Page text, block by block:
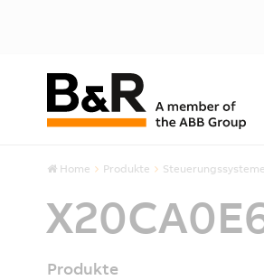
Home Produkte Steuerungssysteme
Produkte